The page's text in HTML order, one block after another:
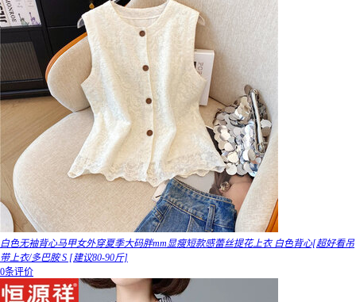
白色无袖背心马甲女外穿夏季大码胖mm显瘦短款感蕾丝提花上衣 白色背心[超好看吊
带上衣/多巴胺 S [建议80-90斤]
0条评价